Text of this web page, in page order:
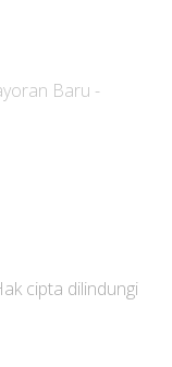
Baru -
cipta dilindungi